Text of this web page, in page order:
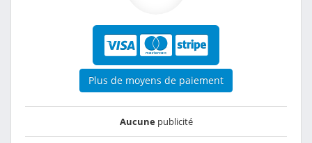
Plus de moyens de paiement
Aucunepublicité